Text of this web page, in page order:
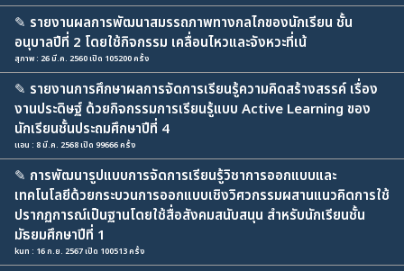
✎ รายงานผลการพัฒนาสมรรถภาพทางกลไกของนักเรียน ชั้น
อนุบาลปีที่ 2 โดยใช้กิจกรรม เคลื่อนไหวและจังหวะที่เน้
สุภาพ : 26 มี.ค. 2560 เปิด 105200 ครั้ง
✎ รายงานการศึกษาผลการจัดการเรียนรู้ความคิดสร้างสรรค์ เรื่อง
งานประดิษฐ์ ด้วยกิจกรรมการเรียนรู้แบบ Active Learning ของ
นักเรียนชั้นประถมศึกษาปีที่ 4
แอน : 8 มี.ค. 2568 เปิด 99666 ครั้ง
✎ การพัฒนารูปแบบการจัดการเรียนรู้วิชาการออกแบบและ
เทคโนโลยีด้วยกระบวนการออกแบบเชิงวิศวกรรมผสานแนวคิดการใช้
ปรากฏการณ์เป็นฐานโดยใช้สื่อสังคมสนับสนุน สำหรับนักเรียนชั้น
มัธยมศึกษาปีที่ 1
kun : 16 ก.ย. 2567 เปิด 100513 ครั้ง